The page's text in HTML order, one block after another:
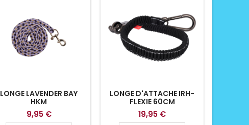
LONGE LAVENDER BAY
HKM
9,95 €
LONGE D'ATTACHE IRH-
FLEXIE 60CM
19,95 €